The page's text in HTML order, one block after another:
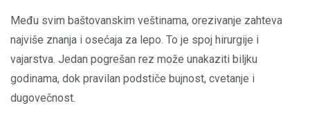
Među svim baštovanskim veštinama, orezivanje zahteva
najviše znanja i osećaja za lepo. To je spoj hirurgije i
vajarstva. Jedan pogrešan rez može unakaziti biljku
godinama, dok pravilan podstiče bujnost, cvetanje i
dugovečnost.